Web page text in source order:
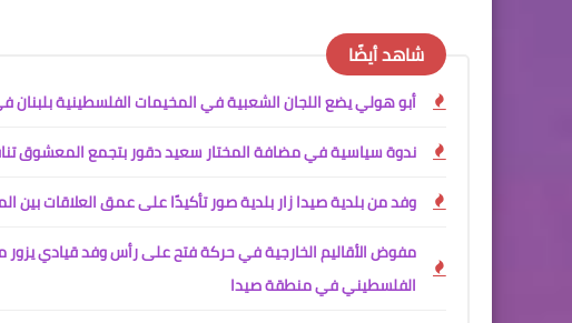
شاهد أيضًا
أبو هولي يضع اللجان الشعبية في المخيمات الفلسطينية بلبنان
ندوة سياسية في مضافة المختار سعيد دقور بتجمع المعشوق
وفد من بلدية صيدا زار بلدية صور تأكيدًا على عمق العلاقات بين
مفوض الأقاليم الخارجية في حركة فتح على رأس وفد قيادي يزور
الفلسطيني في منطقة صيدا